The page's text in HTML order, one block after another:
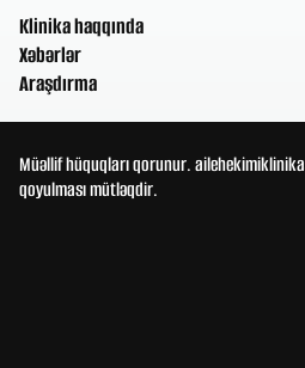
Klinika haqqında
Xəbərlər
Araşdırma
Müəllif hüquqları qorunur.
qoyulması mütləqdir.